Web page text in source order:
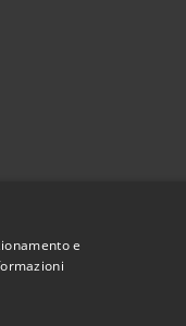
e